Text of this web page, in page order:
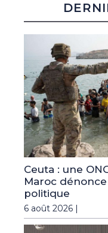
Ceuta : une
Maroc
politique
6 août 2026 |